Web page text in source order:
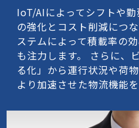
IoT/AIによってシフトや
の強化とコスト削減につ
ステムによって積載率の
も注力します。 さらに、
る化」から運行状況や荷
より加速させた物流機能を